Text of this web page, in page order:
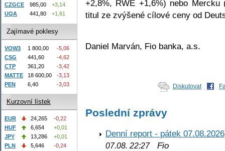
+2,8%, RWE +1,6%) nebo Mercku
titul ze zvýšené cílové ceny od
Daniel Marván, Fio banka, a.s.
Diskutovat
Poslední zprávy
Denní report - pátek 07.08.2026
07.08. 22:27Fio
CZGCE
985,00
+3,14
UQA
441,80 +1,61
Zajímavé poklesy
VOW3 1 800,00
-5,06
CSG
441,60
-4,62
CTP
361,20
-3,42
MATTE
18 600,00
-3,13
PEN
6,40 -3,03
Kurzovní lístek
EUR 24,265
-0,22
HUF
6,654
+0,01
JPY
13,286
+0,01
PLN
5,646
-0,24